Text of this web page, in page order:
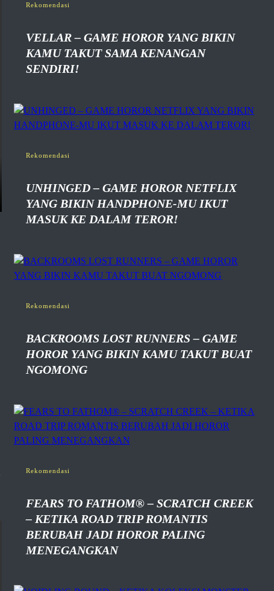
Rekomendasi
VELLAR – GAME HOROR YANG BIKIN
KAMU TAKUT SAMA KENANGAN
SENDIRI!
Rekomendasi
UNHINGED – GAME HOROR NETFLIX
YANG BIKIN HANDPHONE-MU IKUT
MASUK KE DALAM TEROR!
Rekomendasi
BACKROOMS LOST RUNNERS – GAME
HOROR YANG BIKIN KAMU TAKUT BUAT
NGOMONG
Rekomendasi
FEARS TO FATHOM® – SCRATCH CREEK
– KETIKA ROAD TRIP ROMANTIS
BERUBAH JADI HOROR PALING
MENEGANGKAN